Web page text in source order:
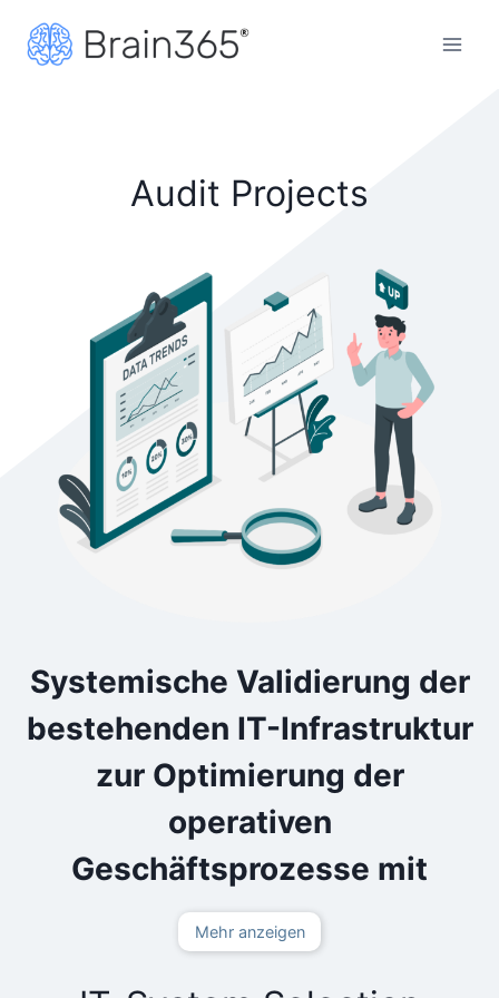
Inhalt
Audit Projects
Systemische Validierung der bestehenden IT-
Systemische Validierung der
bestehenden IT-Infrastruktur
zur Optimierung der
operativen
Geschäftsprozesse mit
Legacy Systemen
Mehr anzeigen